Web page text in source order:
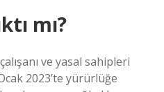
mı?
ve yasal sahipleri
2023’te yürürlüğe